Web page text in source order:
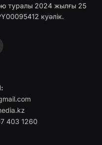
туралы 2024 жылғы 25
куәлік.
403 1260